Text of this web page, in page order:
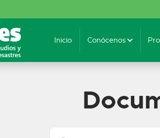
Inicio Conócenos